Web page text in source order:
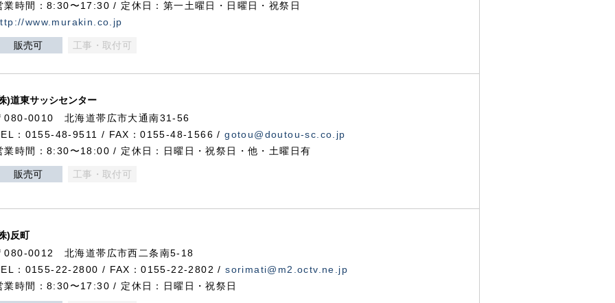
業時間：8:30〜17:30 / 定休日：第一土曜日・日曜日・祝祭日
www.murakin.co.jp
販売可 工事・取付可
)道東サッシセンター
080-0010 北海道帯広市大通南31-56
：0155-48-9511 / FAX：0155-48-1566 /gotou@doutou-sc.co.jp
業時間：8:30〜18:00 / 定休日：日曜日・祝祭日・他・土曜日有
販売可 工事・取付可
)反町
080-0012 北海道帯広市西二条南5-18
：0155-22-2800 / FAX：0155-22-2802 /sorimati@m2.octv.ne.jp
業時間：8:30〜17:30 / 定休日：日曜日・祝祭日